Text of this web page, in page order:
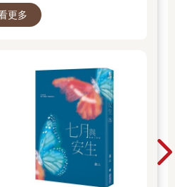
這些作品結為詩集，成為你現在
書蒐集了100個我在研究過程中很
的詩，之後按照詩句內容分為11
散、伴、憾、念、恩、夢、悟、
感受到的、或者是感受過的種種
平的過程。活得太倉促的時候，
要攤開來才會發現，一道道皺痕底
東西。有些是不起眼的日常風景，
細微得抓不到具體形態的情緒。
更多